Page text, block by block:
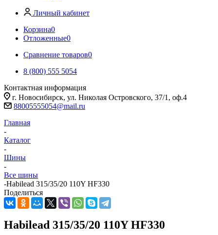
Личный кабинет
Корзина0
Отложенные0
Сравнение товаров0
8 (800) 555 5054
Контактная информация
г. Новосибирск, ул. Николая Островского, 37/1, оф.4
88005555054@mail.ru
Главная
-
Каталог
-
Шины
-
Все шины
-Habilead 315/35/20 110Y HF330
Поделиться
Habilead 315/35/20 110Y HF330